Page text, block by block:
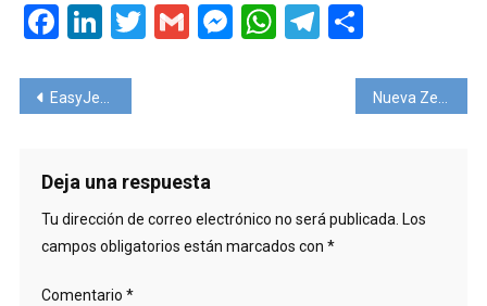
Facebook
LinkedIn
Twitter
GmailMessenger
WhatsApp
Telegram
Navegación
entradas
EasyJet busca tripulantes de cabina para el verano de 2022 Nueva Zelanda y su reapertura con medidas extremas
Deja una respuesta
Tu dirección de correo electrónico no será publicada. Los
campos obligatorios están marcados con *
Comentario *